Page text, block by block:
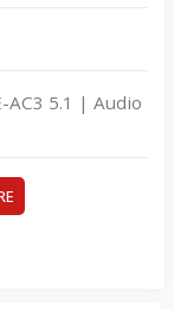
AC3 5.1 | Audio